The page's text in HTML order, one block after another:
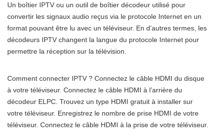
Un boîtier IPTV ou un outil de boîtier décodeur utilisé pour
convertir les signaux audio reçus via le protocole Internet en un
format pouvant être lu avec un téléviseur. En d’autres termes, les
décodeurs IPTV changent la langue du protocole Internet pour
permettre la réception sur la télévision.
Comment connecter IPTV ? Connectez le câble HDMI du disque
à votre téléviseur. Connectez le câble HDMI à l’arrière du
décodeur ELPC. Trouvez un type HDMI gratuit à installer sur
votre téléviseur. Enregistrez le nombre de prise HDMI de votre
téléviseur. Connectez le câble HDMI à la prise de votre téléviseur.